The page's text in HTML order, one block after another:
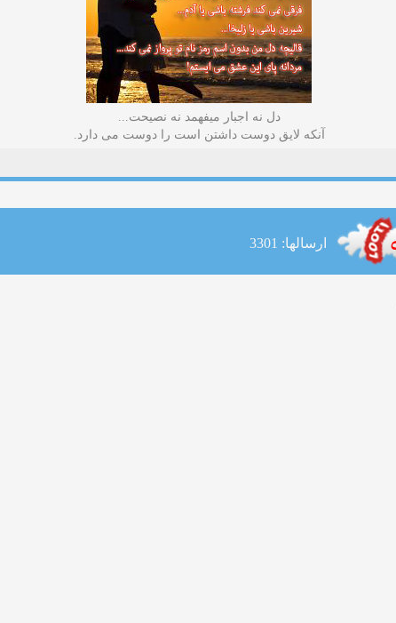
دل نه اجبار میفهمد نه نصیحت...
آنکه لایق دوست داشتن است را دوست می دارد.
ارسالها: 3301